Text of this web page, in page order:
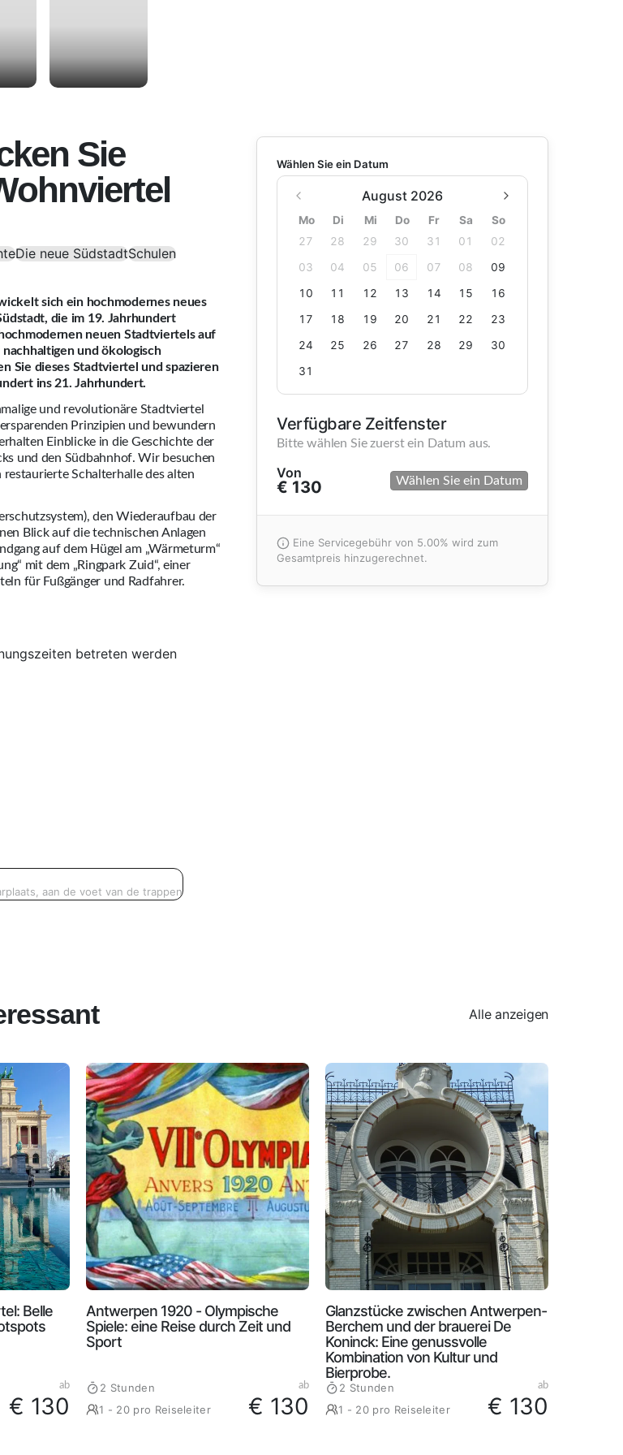
Sie
Die neue SüdstadtSchulen
sich ein hochmodernes neues
die im 19. Jahrhundert
neuen Stadtviertels auf
und ökologisch
Sie dieses Stadtviertel und spazieren
ins 21. Jahrhundert.
und revolutionäre Stadtviertel
Prinzipien und bewundern
Einblicke in die Geschichte der
und den Südbahnhof. Wir besuchen
restaurierte Schalterhalle des alten
den Wiederaufbau der
Blick auf die technischen Anlagen
auf dem Hügel am „Wärmeturm“
mit dem „Ringpark Zuid“, einer
für Fußgänger und Radfahrer.
betreten werden
aan de voet van de trappen
Wählen Sie ein Datum
August 2026
Mo Di Mi Do Fr Sa
So
27
28 29 30 31 01
02
03
04 05 06 07 08
09
10
11 12 13 14 15
16
17
18 19 20 21 22
23
24
25 26 27 28 29
30
31
Verfügbare Zeitfenster
Bitte wählen Sie zuerst ein Datum aus.
Von
€ 130 Wählen Sie ein Datum
Eine Servicegebühr von 5.00% wird zum
Gesamtpreis hinzugerechnet.
Alle anzeigen
Belle
ab
€ 130
Antwerpen 1920 - Olympische
Spiele: eine Reise durch Zeit und
Sport
2 Stunden
1 - 20 pro Reiseleiter
ab
€ 130
Glanzstücke zwischen Antwerpen-
Berchem und der brauerei De
Koninck: Eine genussvolle
Kombination von Kultur und
Bierprobe.
2 Stunden
1 - 20 pro Reiseleiter
ab
€ 130